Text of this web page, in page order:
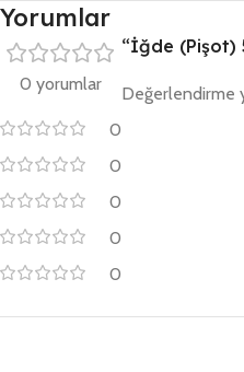
Yorumlar
0 yorumlar
0
0
0
0
0
“İğde (Pişot)
Değerlendirme